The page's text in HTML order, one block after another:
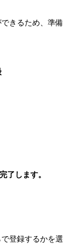
きるため、準備
了します。
登録するかを選